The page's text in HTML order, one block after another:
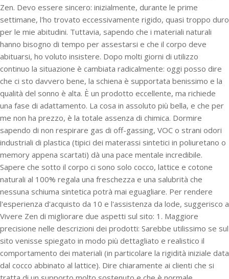
Zen. Devo essere sincero: inizialmente, durante le prime
settimane, l'ho trovato eccessivamente rigido, quasi troppo duro
per le mie abitudini. Tuttavia, sapendo che i materiali naturali
hanno bisogno di tempo per assestarsi e che il corpo deve
abituarsi, ho voluto insistere. Dopo molti giorni di utilizzo
continuo la situazione è cambiata radicalmente: oggi posso dire
che ci sto davvero bene, la schiena è supportata benissimo e la
qualità del sonno è alta. È un prodotto eccellente, ma richiede
una fase di adattamento. La cosa in assoluto più bella, e che per
me non ha prezzo, è la totale assenza di chimica. Dormire
sapendo di non respirare gas di off-gassing, VOC o strani odori
industriali di plastica (tipici dei materassi sintetici in poliuretano o
memory appena scartati) dà una pace mentale incredibile.
Sapere che sotto il corpo ci sono solo cocco, lattice e cotone
naturali al 100% regala una freschezza e una salubrità che
nessuna schiuma sintetica potrà mai eguagliare. Per rendere
l'esperienza d'acquisto da 10 e l'assistenza da lode, suggerisco a
Vivere Zen di migliorare due aspetti sul sito: 1. Maggiore
precisione nelle descrizioni dei prodotti: Sarebbe utilissimo se sul
sito venisse spiegato in modo più dettagliato e realistico il
comportamento dei materiali (in particolare la rigidità iniziale data
dal cocco abbinato al lattice). Dire chiaramente ai clienti che si